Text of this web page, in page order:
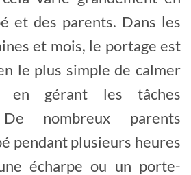
et des parents. Dans les
et mois, le portage est
le plus simple de calmer
gérant les tâches
De nombreux parents
pendant plusieurs heures
écharpe ou un porte-